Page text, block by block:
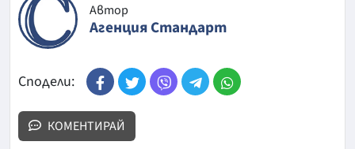
Автор
Агенция Стандарт
Сподели:
КОМЕНТИРАЙ